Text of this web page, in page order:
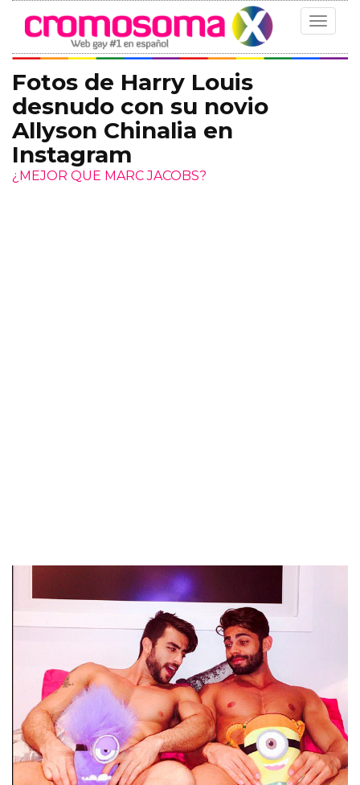
Toggle
Fotos de Harry Louis
desnudo con su novio
Allyson Chinalia en
Instagram
¿MEJOR QUE MARC JACOBS?